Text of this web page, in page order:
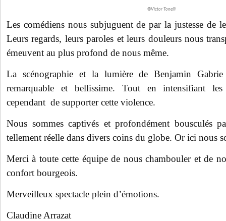
®Victor Tonelli
Les comédiens nous subjuguent de par la justesse de
Leurs regards, leurs paroles et leurs douleurs nous
émeuvent au plus profond de nous même.
La scénographie et la lumière de Benjamin Gabrie
remarquable et bellissime. Tout en intensifiant
cependant de supporter cette violence.
Nous sommes captivés et profondément bousculés
tellement réelle dans divers coins du globe. Or ici nous
Merci à toute cette équipe de nous chambouler et de
confort bourgeois.
Merveilleux spectacle plein d’émotions.
Claudine Arrazat